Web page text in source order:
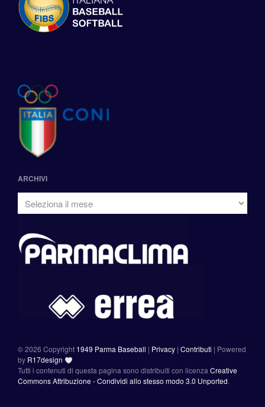
ARCHIVI
©2026 Copyright 1949 Parma Baseball | Privacy | Contributi | Powered
by R17design
Tutti i contenuti di questa pagina sono distribuiti con licenza Creative
Commons Attribuzione - Condividi allo stesso modo 3.0 Unported.